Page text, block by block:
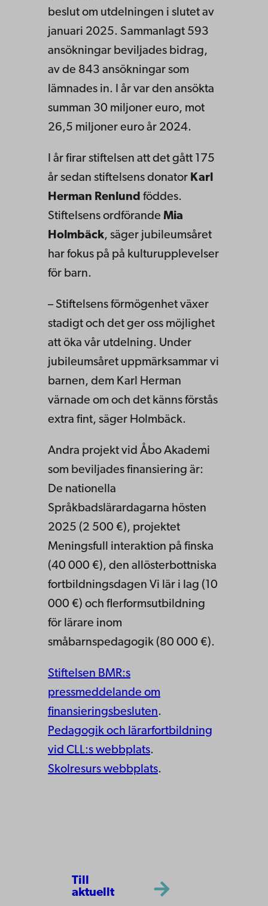
beslut om utdelningen i slutet av
januari 2025. Sammanlagt 593
ansökningar beviljades bidrag,
av de 843 ansökningar som
lämnades in. I år var den ansökta
summan 30 miljoner euro, mot
26,5 miljoner euro år 2024.
I år firar stiftelsen att det gått 175
år sedan stiftelsens donator Karl
Herman Renlund föddes.
Stiftelsens ordförande Mia
Holmbäck, säger jubileumsåret
har fokus på på kulturupplevelser
för barn.
– Stiftelsens förmögenhet växer
stadigt och det ger oss möjlighet
att öka vår utdelning. Under
jubileumsåret uppmärksammar vi
barnen, dem Karl Herman
värnade om och det känns förstås
extra fint, säger Holmbäck.
Andra projekt vid Åbo Akademi
som beviljades finansiering är:
De nationella
Språkbadslärardagarna hösten
2025 (2 500 €), projektet
Meningsfull interaktion på finska
(40 000 €), den allösterbottniska
fortbildningsdagen Vi lär i lag (10
000 €) och flerformsutbildning
för lärare inom
småbarnspedagogik (80 000 €).
Stiftelsen BMR:s
pressmeddelande om
finansieringsbesluten.
Pedagogik och lärarfortbildning
vid CLL:s webbplats.
Skolresurs webbplats.
Till
aktuellt